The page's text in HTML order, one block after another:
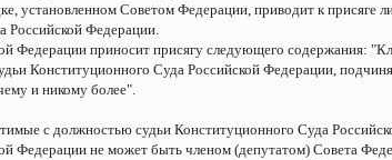
установленном Советом Федерации, приводит к присяге
Российской Федерации.
Федерации приносит присягу следующего содержания:
Конституционного Суда Российской Федерации,
и никому более".
с должностью судьи Конституционного Суда
Федерации не может быть членом (депутатом) Совета